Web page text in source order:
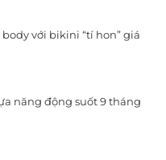
body với bikini “tí hon” giá
năng động suốt 9 tháng